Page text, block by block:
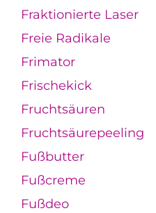
Fraktionierte Laser
Freie Radikale
Frimator
Frischekick
Fruchtsäuren
Fruchtsäurepeeling
Fußbutter
Fußcreme
Fußdeo